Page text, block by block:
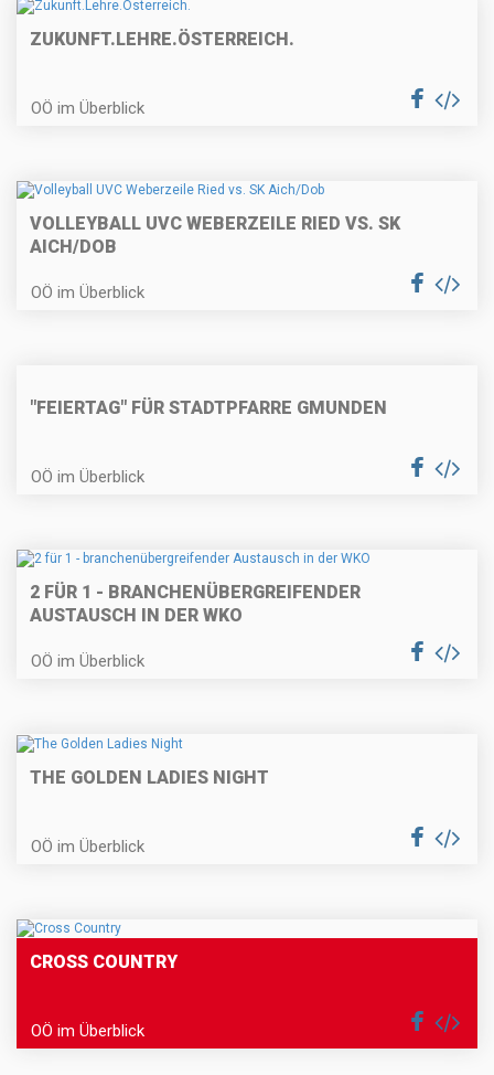
ZUKUNFT.LEHRE.ÖSTERREICH.
OÖ im Überblick
VOLLEYBALL UVC WEBERZEILE RIED VS. SK
AICH/DOB
OÖ im Überblick
"FEIERTAG" FÜR STADTPFARRE GMUNDEN
OÖ im Überblick
2 FÜR 1 - BRANCHENÜBERGREIFENDER
AUSTAUSCH IN DER WKO
OÖ im Überblick
THE GOLDEN LADIES NIGHT
OÖ im Überblick
CROSS COUNTRY
OÖ im Überblick